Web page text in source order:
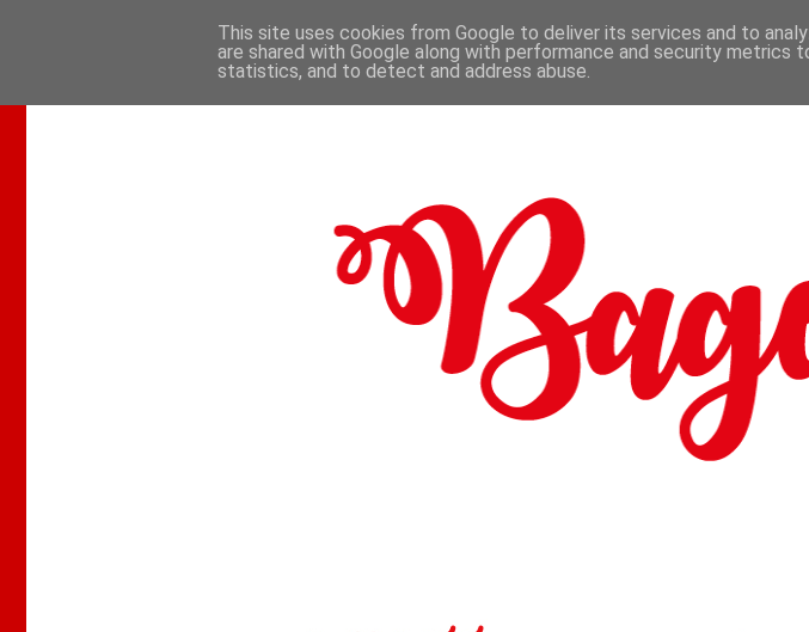
This site uses cookies from Google to deliver its services and to
are shared with Google along with performance and security metrics
statistics, and to detect and address abuse.